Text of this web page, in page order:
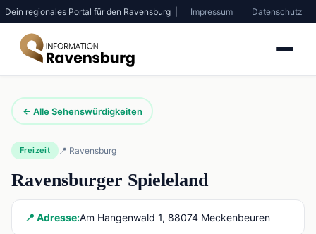
Dein regionales Portal für den Ravensburg | Impressum Datenschutz
← Alle Sehenswürdigkeiten
Freizeit 📍 Ravensburg
Ravensburger Spieleland
📍 Adresse:Am Hangenwald 1, 88074 Meckenbeuren